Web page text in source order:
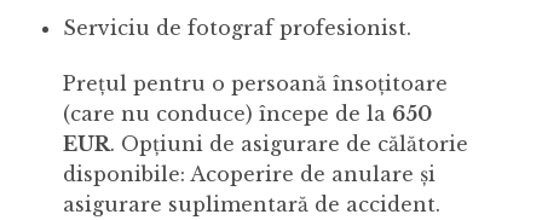
Serviciu de fotograf profesionist.
Prețul pentru o persoană însoțitoare
(care nu conduce) începe de la 650
EUR. Opțiuni de asigurare de călătorie
disponibile: Acoperire de anulare și
asigurare suplimentară de accident.